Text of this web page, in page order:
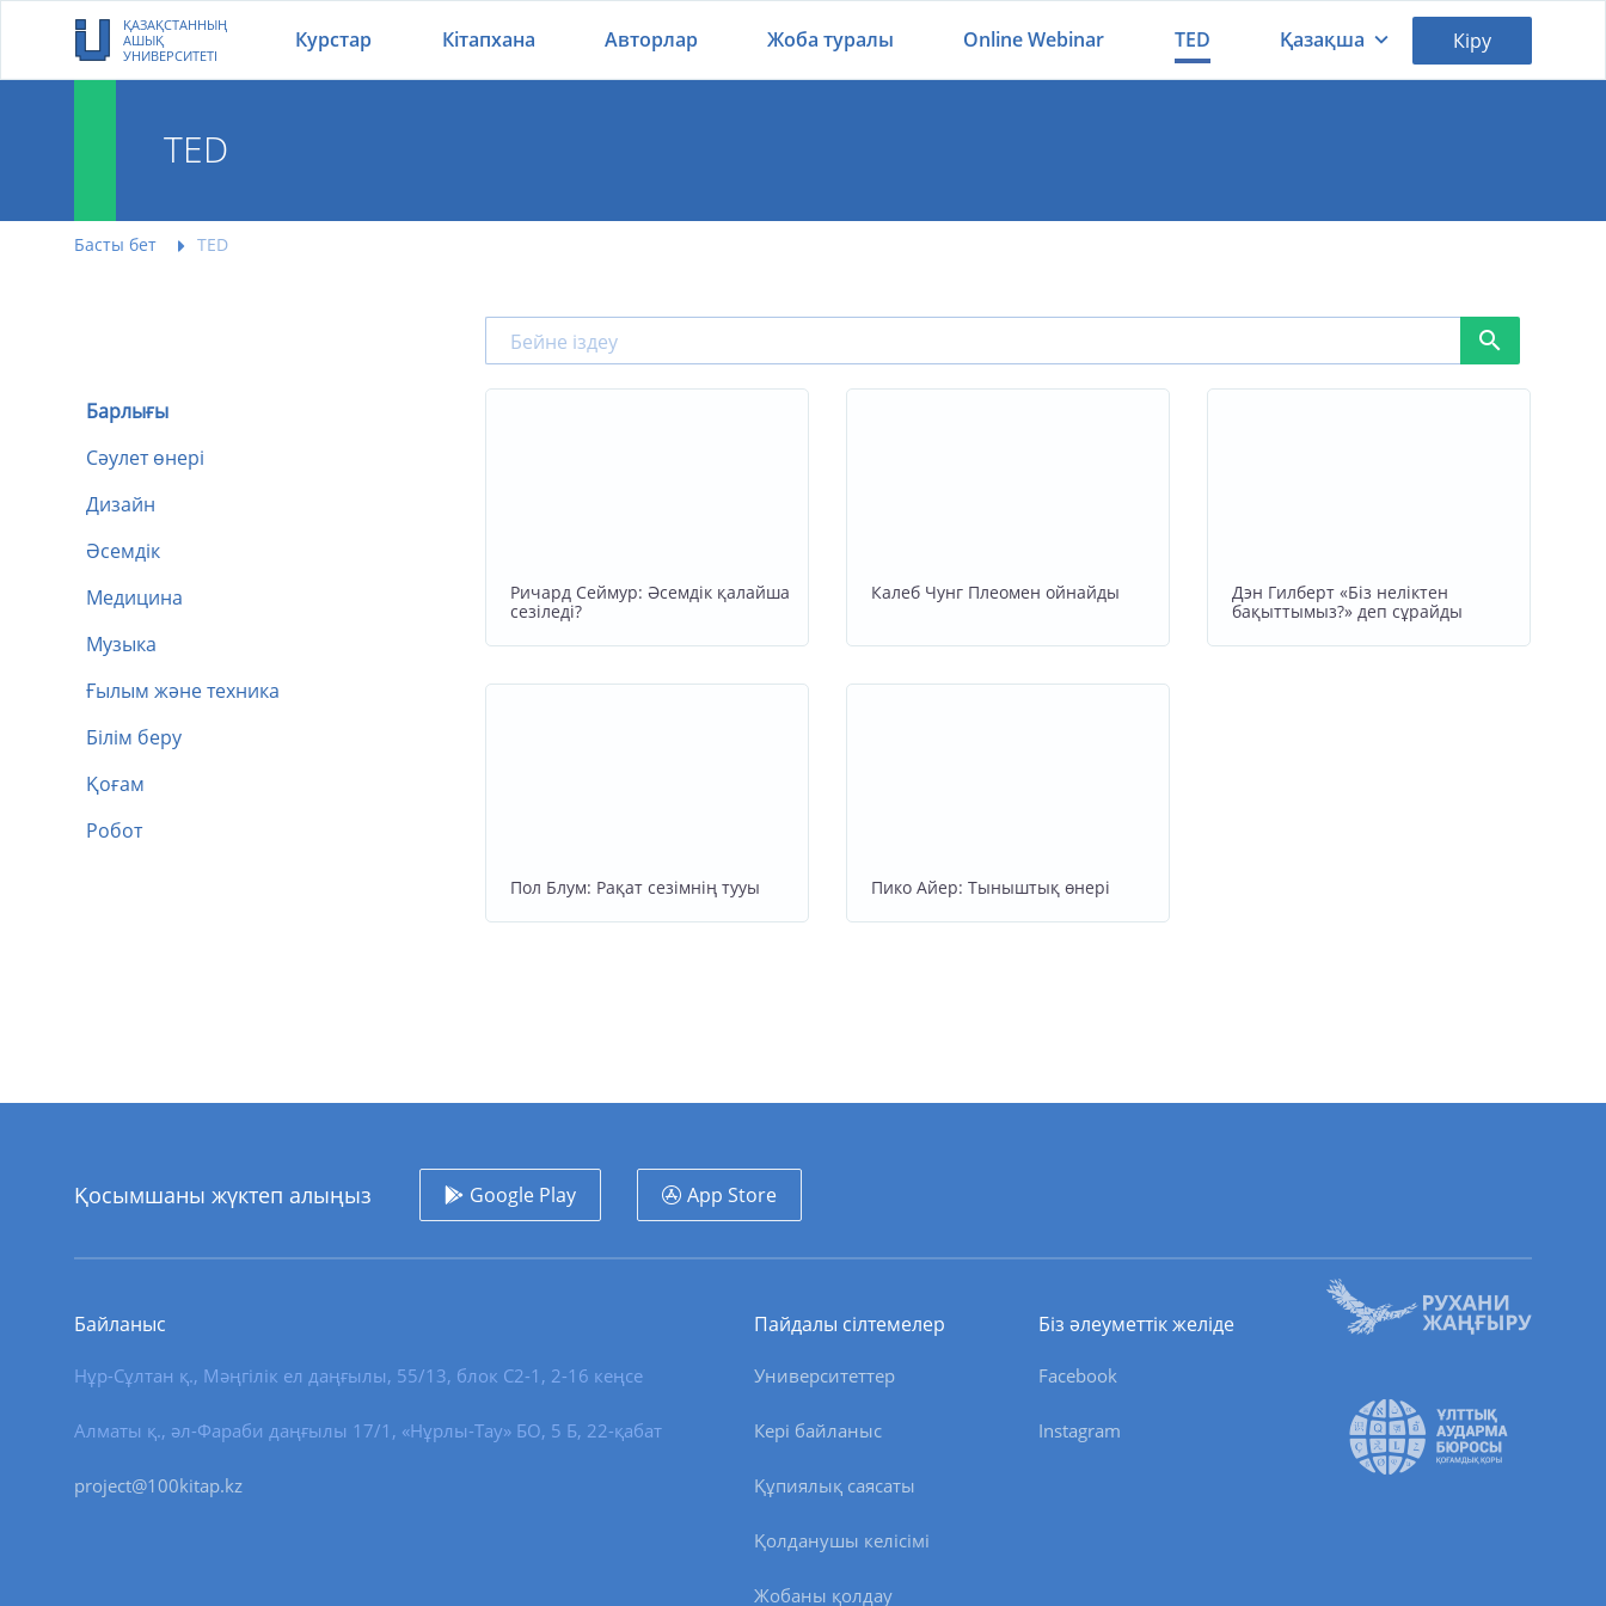
ҚАЗАҚСТАННЫҢ
АШЫҚ
УНИВЕРСИТЕТІ
Курстар Кітапхана Авторлар Жоба туралы Online Webinar TED Қазақша Кіру
TED
Басты бет TED
Барлығы
Сәулет өнері
Дизайн
Әсемдік
Медицина
Музыка
Ғылым және техника
Білім беру
Қоғам
Робот
Ричард Сеймур: Әсемдік қалайша
сезіледі?
Калеб Чунг Плеомен ойнайды
Дэн Гилберт «Біз неліктен
бақыттымыз?» деп сұрайды
Пол Блум: Рақат сезімнің тууы Пико Айер: Тыныштық өнері
Қосымшаны жүктеп алыңыз Google Play App Store
Байланыс
Нұр-Сұлтан қ., Мәңгілік ел даңғылы, 55/13, блок С2-1, 2-16 кеңсе
Алматы қ., әл-Фараби даңғылы 17/1, «Нұрлы-Тау» БО, 5 Б, 22-қабат
project@100kitap.kz
Пайдалы сілтемелер
Университеттер
Кері байланыс
Құпиялық саясаты
Қолданушы келісімі
Жобаны қолдау
Біз әлеуметтік желіде
Facebook
Instagram